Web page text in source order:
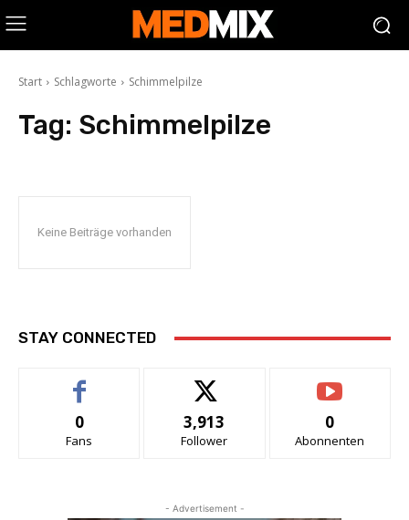
Start Schlagworte Schimmelpilze
Tag: Schimmelpilze
Keine Beiträge vorhanden
STAY CONNECTED
0
Fans
3,913
Follower
0
Abonnenten
- Advertisement -